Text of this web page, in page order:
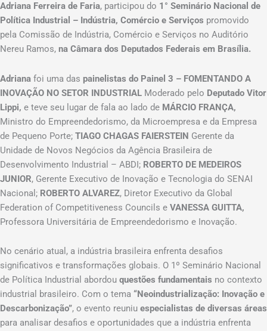
Adriana Ferreira de Faria, participou do 1° Seminário Nacional de
Política Industrial – Indústria, Comércio e Serviços promovido
pela Comissão de Indústria, Comércio e Serviços no Auditório
Nereu Ramos, na Câmara dos Deputados Federais em Brasília.
Adriana foi uma das painelistas do Painel 3 – FOMENTANDO A
INOVAÇÃO NO SETOR INDUSTRIAL Moderado pelo Deputado Vitor
Lippi, e teve seu lugar de fala ao lado de MÁRCIO FRANÇA,
Ministro do Empreendedorismo, da Microempresa e da Empresa
de Pequeno Porte; TIAGO CHAGAS FAIERSTEIN Gerente da
Unidade de Novos Negócios da Agência Brasileira de
Desenvolvimento Industrial – ABDI; ROBERTO DE MEDEIROS
JUNIOR, Gerente Executivo de Inovação e Tecnologia do SENAI
Nacional; ROBERTO ALVAREZ, Diretor Executivo da Global
Federation of Competitiveness Councils e VANESSA GUITTA,
Professora Universitária de Empreendedorismo e Inovação.
No cenário atual, a indústria brasileira enfrenta desafios
significativos e transformações globais. O 1º Seminário Nacional
de Política Industrial abordou questões fundamentais no contexto
industrial brasileiro. Com o tema “Neoindustrialização: Inovação e
Descarbonização”, o evento reuniu especialistas de diversas áreas
para analisar desafios e oportunidades que a indústria enfrenta